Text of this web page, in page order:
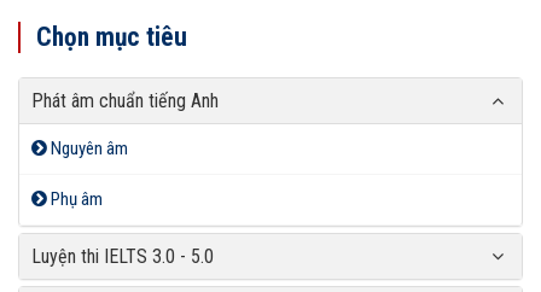
Chọn mục tiêu
Phát âm chuẩn tiếng Anh
Nguyên âm
Phụ âm
Luyện thi IELTS 3.0 - 5.0